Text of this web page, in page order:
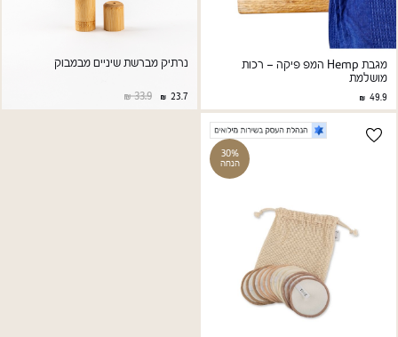
מגבת Hemp המפ פיקה – רכות
מושלמת
49.9
נרתיק מברשת שיניים מבמבוק
23.7
33.9
30%
הנחה